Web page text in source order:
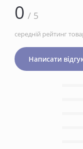
0 / 5
середній рейтинг
Написати